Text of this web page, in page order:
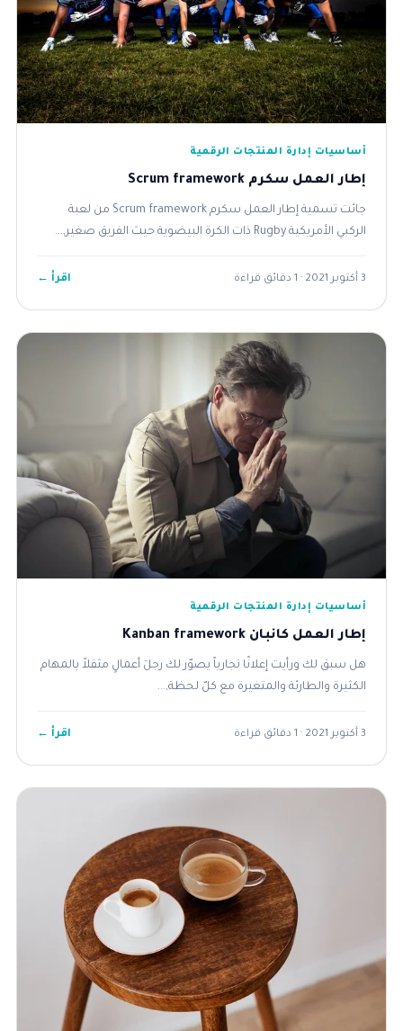
أساسيات إدارة المنتجات الرقمية
إطار العمل سكرم Scrum framework
جائت تسمية إطار العمل سكرم Scrum framework من لعبة
الركبي الأمريكية Rugby ذات الكرة البيضوية حيث الفريق صغير,...
3 أكتوبر 2021 · 1 دقائق قراءة اقرأ ←
أساسيات إدارة المنتجات الرقمية
إطار العمل كانبان Kanban framework
هل سبق لك ورأيت إعلانًا تجارياً يصوّر لك رجلَ أعمالٍ مثقلاً بالمهام
الكثيرة والطارئة والمتغيرة مع كلّ لحظة,...
3 أكتوبر 2021 · 1 دقائق قراءة اقرأ ←